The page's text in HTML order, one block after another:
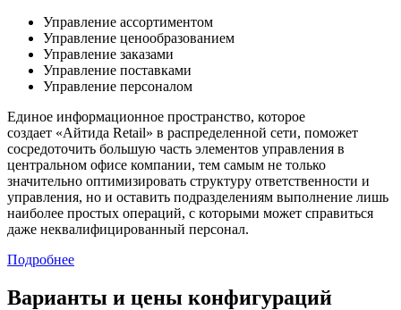
Управление ассортиментом
Управление ценообразованием
Управление заказами
Управление поставками
Управление персоналом
Единое информационное пространство, которое
создает «Айтида Retail» в распределенной сети, поможет
сосредоточить большую часть элементов управления в
центральном офисе компании, тем самым не только
значительно оптимизировать структуру ответственности и
управления, но и оставить подразделениям выполнение лишь
наиболее простых операций, с которыми может справиться
даже неквалифицированный персонал.
Подробнее
Варианты и цены конфигураций